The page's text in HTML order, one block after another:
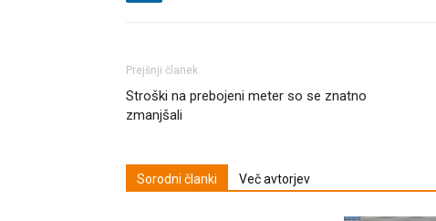
Prejšnji članek
Stroški na prebojeni meter so se znatno
zmanjšali
Sorodni članki Več avtorjev